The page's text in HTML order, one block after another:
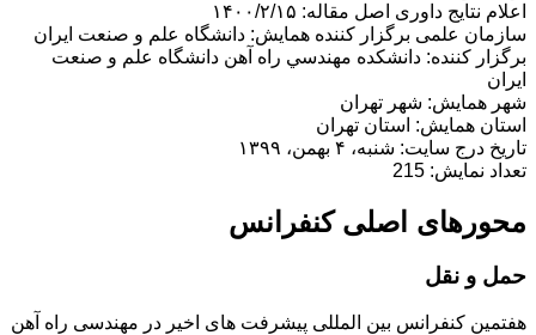
اعلام نتایج داوری اصل مقاله: ۱۴۰۰/۲/۱۵
سازمان علمی برگزار کننده همایش: دانشگاه علم و صنعت ایران
برگزار کننده: دانشكده مهندسي راه آهن دانشگاه علم و صنعت
ايران
شهر همایش: شهر تهران
استان همایش: استان تهران
تاریخ درج سایت: شنبه، ۴ بهمن، ۱۳۹۹
تعداد نمایش: 215
محورهای اصلی کنفرانس
حمل و نقل
هفتمین کنفرانس بین المللی پیشرفت های اخیر در مهندسی راه آهن